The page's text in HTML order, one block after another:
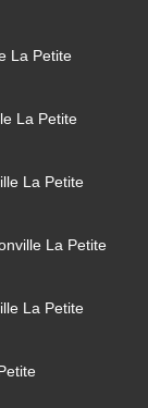
La Petite
La Petite
La Petite
La Petite
La Petite